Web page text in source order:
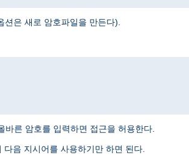
션은 새로 암호파일을 만든다).
바른 암호를 입력하면 접근을 허용한다.
음 지시어를 사용하기만 하면 된다.